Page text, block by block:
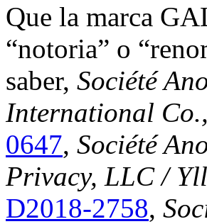
Que la marca
“notoria” o
saber, Société
International
0647, Société
Privacy, LLC /
D2018-2758,